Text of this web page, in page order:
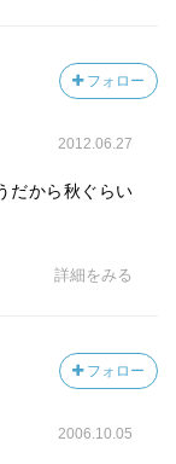
フォロー
2012.06.27
だから秋ぐらい
詳細をみる
フォロー
2006.10.05